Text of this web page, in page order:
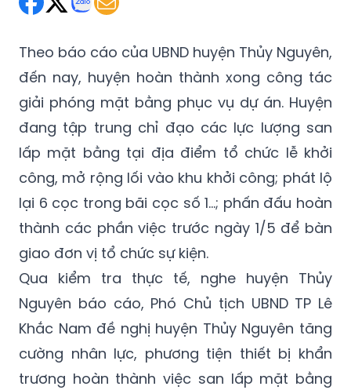
Theo báo cáo của UBND huyện Thủy Nguyên,
đến nay, huyện hoàn thành xong công tác
giải phóng mặt bằng phục vụ dự án. Huyện
đang tập trung chỉ đạo các lực lượng san
lấp mặt bằng tại địa điểm tổ chức lễ khởi
công, mở rộng lối vào khu khởi công; phát lộ
lại 6 cọc trong bãi cọc số 1...; phấn đấu hoàn
thành các phần việc trước ngày 1/5 để bàn
giao đơn vị tổ chức sự kiện.
Qua kiểm tra thực tế, nghe huyện Thủy
Nguyên báo cáo, Phó Chủ tịch UBND TP Lê
Khắc Nam đề nghị huyện Thủy Nguyên tăng
cường nhân lực, phương tiện thiết bị khẩn
trương hoàn thành việc san lấp mặt bằng